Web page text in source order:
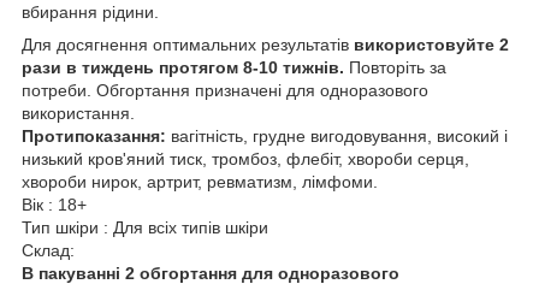
вбирання рідини.
Для досягнення оптимальних результатів використовуйте 2
рази в тиждень протягом 8-10 тижнів. Повторіть за
потреби. Обгортання призначені для одноразового
використання.
Протипоказання: вагітність, грудне вигодовування, високий і
низький кров'яний тиск, тромбоз, флебіт, хвороби серця,
хвороби нирок, артрит, ревматизм, лімфоми.
Вік : 18+
Тип шкіри : Для всіх типів шкіри
Склад:
В пакуванні 2 обгортання для одноразового